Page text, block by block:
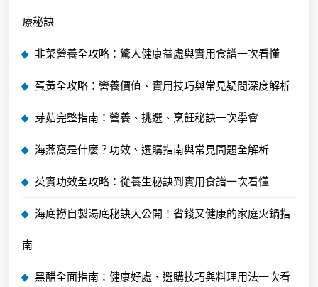
療秘訣
韭菜營養全攻略：驚人健康益處與實用食譜一次看懂
蛋黃全攻略：營養價值、實用技巧與常見疑問深度解析
芽菇完整指南：營養、挑選、烹飪秘訣一次學會
海燕窩是什麼？功效、選購指南與常見問題全解析
芡實功效全攻略：從養生秘訣到實用食譜一次看懂
海底撈自製湯底秘訣大公開！省錢又健康的家庭火鍋指
南
黑醋全面指南：健康好處、選購技巧與料理用法一次看